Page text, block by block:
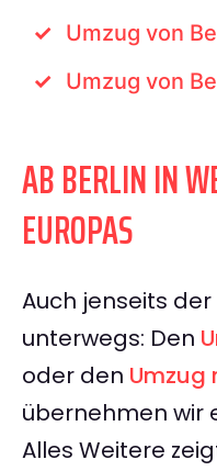
Umzug von
Umzug von
AB BERLIN IN
EUROPAS
Auch jenseits der
unterwegs: Den
oder den Umzug
übernehmen wir
Alles Weitere